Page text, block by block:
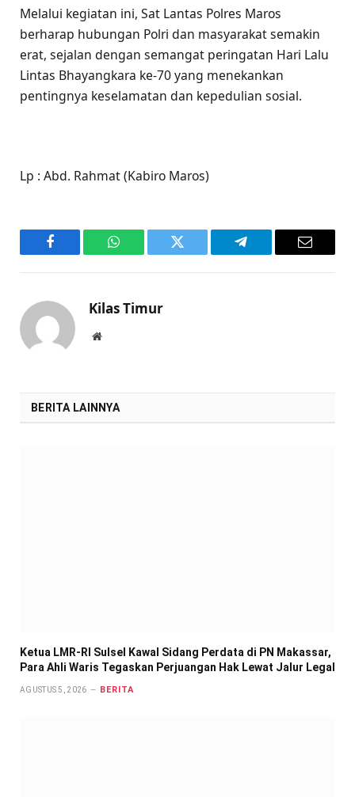
Melalui kegiatan ini, Sat Lantas Polres Maros
berharap hubungan Polri dan masyarakat semakin
erat, sejalan dengan semangat peringatan Hari Lalu
Lintas Bhayangkara ke-70 yang menekankan
pentingnya keselamatan dan kepedulian sosial.
Lp : Abd. Rahmat (Kabiro Maros)
Facebook WhatsAppTwitter Telegram Email
Kilas Timur
Website
BERITA LAINNYA
Ketua LMR-RI Sulsel Kawal Sidang Perdata di PN Makassar,
Para Ahli Waris Tegaskan Perjuangan Hak Lewat Jalur Legal
AGUSTUS 5, 2026 BERITA